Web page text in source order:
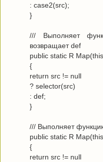
: case2(src);
}
/// Выполняет
возвращает def
public static R
{
return src != null
? selector(src)
: def;
}
/// Выполняет
public static R
{
return src != null